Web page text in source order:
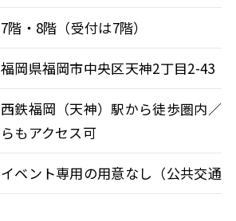
7階・8階（受付は7階）
福岡県福岡市中央区天神2丁目2-43
西鉄福岡（天神）駅から徒歩圏内／
らもアクセス可
イベント専用の用意なし（公共交通